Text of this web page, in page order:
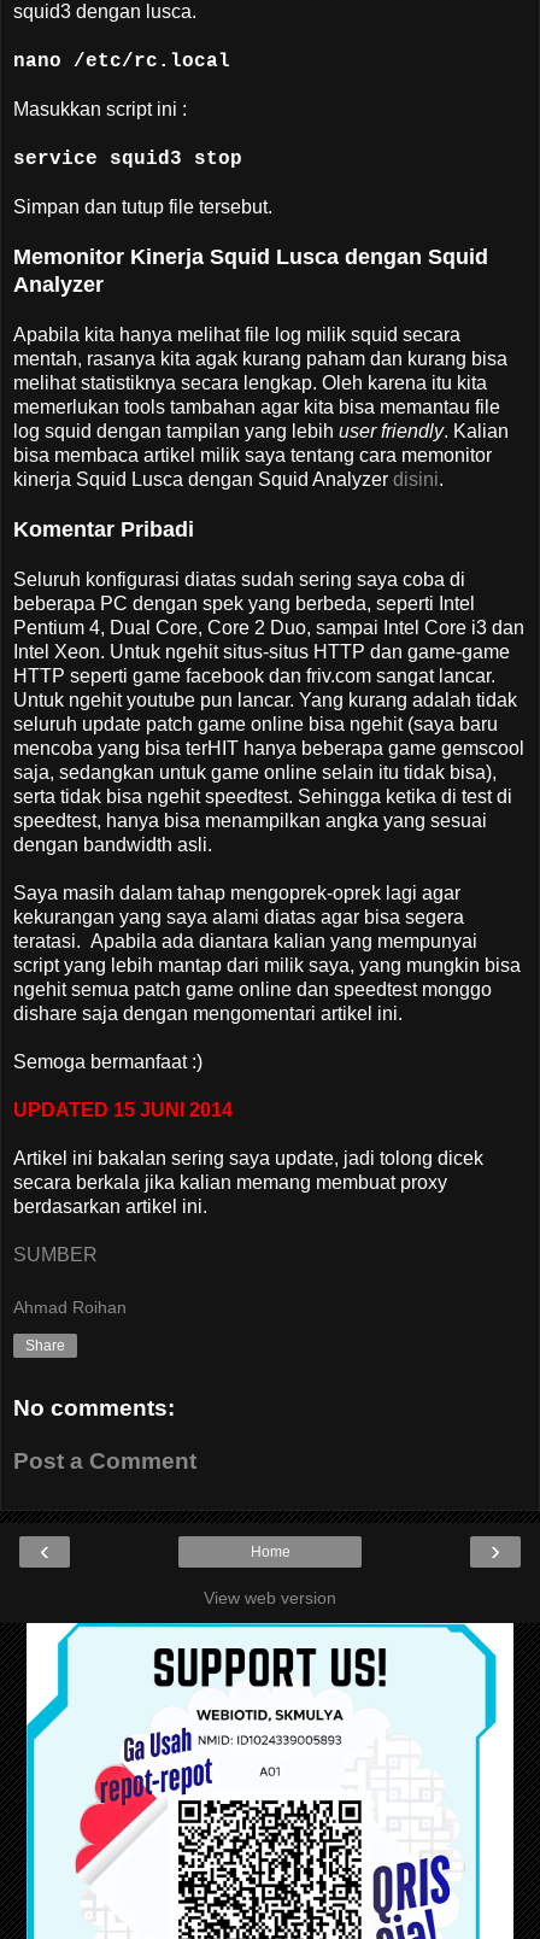
squid3 dengan lusca.
nano /etc/rc.local
Masukkan script ini :
service squid3 stop
Simpan dan tutup file tersebut.
Memonitor Kinerja Squid Lusca dengan Squid
Analyzer
Apabila kita hanya melihat file log milik squid secara
mentah, rasanya kita agak kurang paham dan kurang bisa
melihat statistiknya secara lengkap. Oleh karena itu kita
memerlukan tools tambahan agar kita bisa memantau file
log squid dengan tampilan yang lebih user friendly. Kalian
bisa membaca artikel milik saya tentang cara memonitor
kinerja Squid Lusca dengan Squid Analyzer disini.
Komentar Pribadi
Seluruh konfigurasi diatas sudah sering saya coba di
beberapa PC dengan spek yang berbeda, seperti Intel
Pentium 4, Dual Core, Core 2 Duo, sampai Intel Core i3 dan
Intel Xeon. Untuk ngehit situs-situs HTTP dan game-game
HTTP seperti game facebook dan friv.com sangat lancar.
Untuk ngehit youtube pun lancar. Yang kurang adalah tidak
seluruh update patch game online bisa ngehit (saya baru
mencoba yang bisa terHIT hanya beberapa game gemscool
saja, sedangkan untuk game online selain itu tidak bisa),
serta tidak bisa ngehit speedtest. Sehingga ketika di test di
speedtest, hanya bisa menampilkan angka yang sesuai
dengan bandwidth asli.
Saya masih dalam tahap mengoprek-oprek lagi agar
kekurangan yang saya alami diatas agar bisa segera
teratasi. Apabila ada diantara kalian yang mempunyai
script yang lebih mantap dari milik saya, yang mungkin bisa
ngehit semua patch game online dan speedtest monggo
dishare saja dengan mengomentari artikel ini.
Semoga bermanfaat :)
UPDATED 15 JUNI 2014
Artikel ini bakalan sering saya update, jadi tolong dicek
secara berkala jika kalian memang membuat proxy
berdasarkan artikel ini.
SUMBER
Ahmad Roihan
Share
No comments:
Post a Comment
‹ ›
Home
View web version